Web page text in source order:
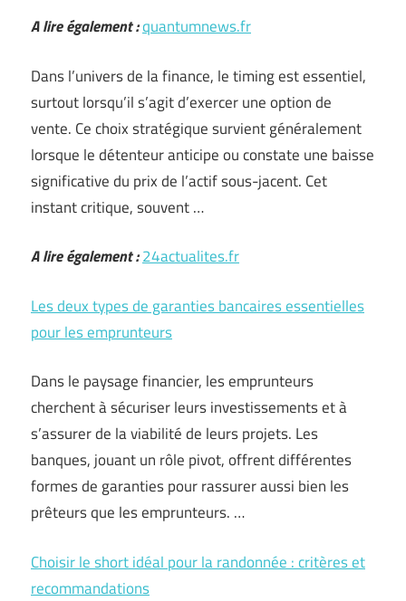
A lire également :quantumnews.fr
Dans l’univers de la finance, le timing est essentiel,
surtout lorsqu’il s’agit d’exercer une option de
vente. Ce choix stratégique survient généralement
lorsque le détenteur anticipe ou constate une baisse
significative du prix de l’actif sous-jacent. Cet
instant critique, souvent …
A lire également :24actualites.fr
Les deux types de garanties bancaires essentielles
pour les emprunteurs
Dans le paysage financier, les emprunteurs
cherchent à sécuriser leurs investissements et à
s’assurer de la viabilité de leurs projets. Les
banques, jouant un rôle pivot, offrent différentes
formes de garanties pour rassurer aussi bien les
prêteurs que les emprunteurs. …
Choisir le short idéal pour la randonnée : critères et
recommandations